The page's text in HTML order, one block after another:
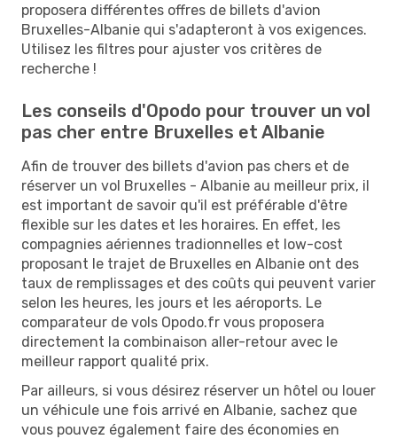
proposera différentes offres de billets d'avion
Bruxelles-Albanie qui s'adapteront à vos exigences.
Utilisez les filtres pour ajuster vos critères de
recherche !
Les conseils d'Opodo pour trouver un vol
pas cher entre Bruxelles et Albanie
Afin de trouver des billets d'avion pas chers et de
réserver un vol Bruxelles - Albanie au meilleur prix, il
est important de savoir qu'il est préférable d'être
flexible sur les dates et les horaires. En effet, les
compagnies aériennes tradionnelles et low-cost
proposant le trajet de Bruxelles en Albanie ont des
taux de remplissages et des coûts qui peuvent varier
selon les heures, les jours et les aéroports. Le
comparateur de vols Opodo.fr vous proposera
directement la combinaison aller-retour avec le
meilleur rapport qualité prix.
Par ailleurs, si vous désirez réserver un hôtel ou louer
un véhicule une fois arrivé en Albanie, sachez que
vous pouvez également faire des économies en